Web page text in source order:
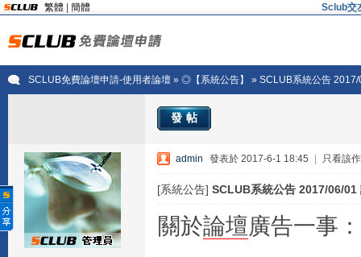
繁體 簡體 Sclub交
SCLUB免費論壇申請-使用者論壇» ◎【系統公告】 » SCLUB系統公告
發帖
admin 發表於 2017-6-1 18:45 只看該
[系統公告] SCLUB系統公告 2017/06/01
關於論壇廣告一事：